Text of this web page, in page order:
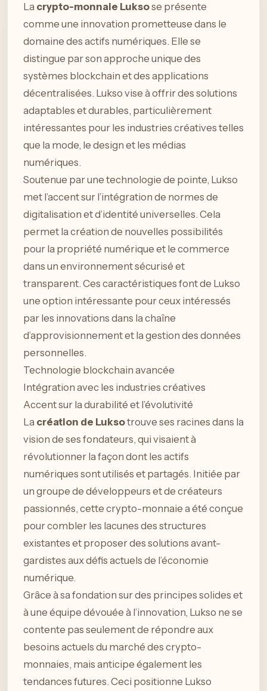
La crypto-monnaie Luksose présente
comme une innovation prometteuse dans le
domaine des actifs numériques. Elle se
distingue par son approche unique des
systèmes blockchain et des applications
décentralisées. Lukso vise à offrir des solutions
adaptables et durables, particulièrement
intéressantes pour les industries créatives telles
que la mode, le design et les médias
numériques.
Soutenue par une technologie de pointe, Lukso
met l’accent sur l’intégration de normes de
digitalisation et d’identité universelles. Cela
permet la création de nouvelles possibilités
pour la propriété numérique et le commerce
dans un environnement sécurisé et
transparent. Ces caractéristiques font de Lukso
une option intéressante pour ceux intéressés
par les innovations dans la chaîne
d’approvisionnement et la gestion des données
personnelles.
Technologie blockchain avancée
Intégration avec les industries créatives
Accent sur la durabilité et l’évolutivité
La création de Luksotrouve ses racines dans la
vision de ses fondateurs, qui visaient à
révolutionner la façon dont les actifs
numériques sont utilisés et partagés. Initiée par
un groupe de développeurs et de créateurs
passionnés, cette crypto-monnaie a été conçue
pour combler les lacunes des structures
existantes et proposer des solutions avant-
gardistes aux défis actuels de l’économie
numérique.
Grâce à sa fondation sur des principes solides et
à une équipe dévouée à l’innovation, Lukso ne se
contente pas seulement de répondre aux
besoins actuels du marché des crypto-
monnaies, mais anticipe également les
tendances futures. Ceci positionne Lukso